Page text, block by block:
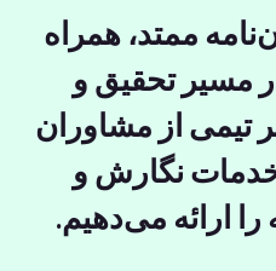
ممتد، همراه
تحقیق و
تیمی از مشاوران
نگارش و
را ارائه می‌دهیم.